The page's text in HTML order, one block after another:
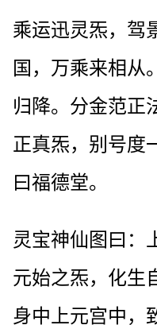
乘运迅灵炁，驾
国，万乘来相从
归降。分金范正
正真炁，别号度
曰福德堂。
灵宝神仙图曰：
元始之炁，化生
身中上元宫中，